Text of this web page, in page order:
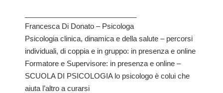
Francesca Di Donato – Psicologa
Psicologia clinica, dinamica e della salute – percorsi
individuali, di coppia e in gruppo: in presenza e online
Formatore e Supervisore: in presenza e online –
SCUOLA DI PSICOLOGIA lo psicologo è colui che
aiuta l’altro a curarsi